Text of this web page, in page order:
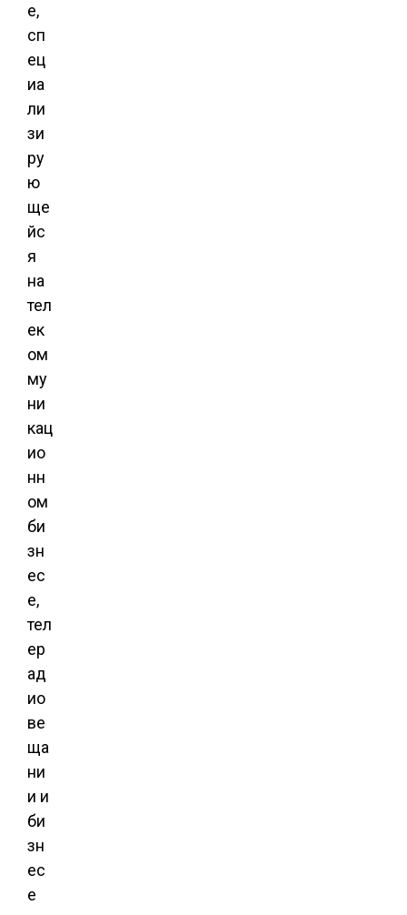
e,
сп
ец
иа
ли
зи
ру
ю
ще
йс
я
на
тел
ек
ом
му
ни
кац
ио
нн
ом
би
зн
ес
е,
тел
ер
ад
ио
ве
ща
ни
и и
би
зн
ес
е